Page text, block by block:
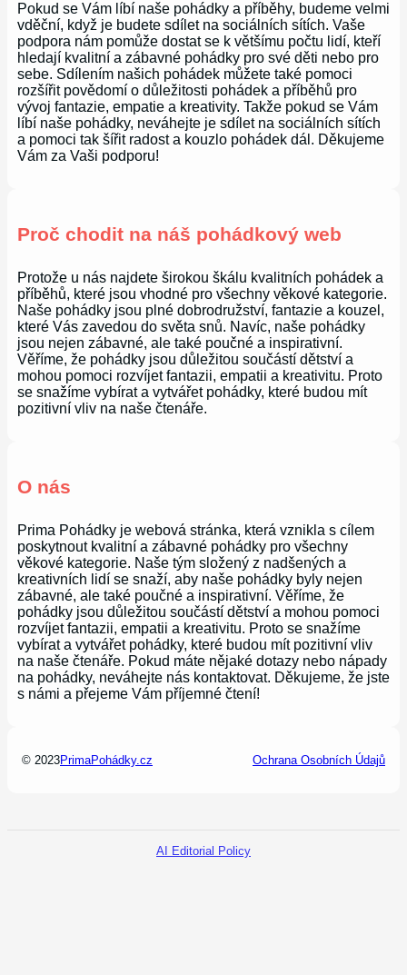
Pokud se Vám líbí naše pohádky a příběhy, budeme velmi
vděční, když je budete sdílet na sociálních sítích. Vaše
podpora nám pomůže dostat se k většímu počtu lidí, kteří
hledají kvalitní a zábavné pohádky pro své děti nebo pro
sebe. Sdílením našich pohádek můžete také pomoci
rozšířit povědomí o důležitosti pohádek a příběhů pro
vývoj fantazie, empatie a kreativity. Takže pokud se Vám
líbí naše pohádky, neváhejte je sdílet na sociálních sítích
a pomoci tak šířit radost a kouzlo pohádek dál. Děkujeme
Vám za Vaši podporu!
Proč chodit na náš pohádkový web
Protože u nás najdete širokou škálu kvalitních pohádek a
příběhů, které jsou vhodné pro všechny věkové kategorie.
Naše pohádky jsou plné dobrodružství, fantazie a kouzel,
které Vás zavedou do světa snů. Navíc, naše pohádky
jsou nejen zábavné, ale také poučné a inspirativní.
Věříme, že pohádky jsou důležitou součástí dětství a
mohou pomoci rozvíjet fantazii, empatii a kreativitu. Proto
se snažíme vybírat a vytvářet pohádky, které budou mít
pozitivní vliv na naše čtenáře.
O nás
Prima Pohádky je webová stránka, která vznikla s cílem
poskytnout kvalitní a zábavné pohádky pro všechny
věkové kategorie. Naše tým složený z nadšených a
kreativních lidí se snaží, aby naše pohádky byly nejen
zábavné, ale také poučné a inspirativní. Věříme, že
pohádky jsou důležitou součástí dětství a mohou pomoci
rozvíjet fantazii, empatii a kreativitu. Proto se snažíme
vybírat a vytvářet pohádky, které budou mít pozitivní vliv
na naše čtenáře. Pokud máte nějaké dotazy nebo nápady
na pohádky, neváhejte nás kontaktovat. Děkujeme, že jste
s námi a přejeme Vám příjemné čtení!
© 2023PrimaPohádky.cz Ochrana Osobních Údajů
AI Editorial Policy